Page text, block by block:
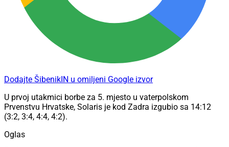
Dodajte ŠibenikIN u omiljeni Google izvor
U prvoj utakmici borbe za 5. mjesto u vaterpolskom
Prvenstvu Hrvatske, Solaris je kod Zadra izgubio sa 14:12
(3:2, 3:4, 4:4, 4:2).
Oglas